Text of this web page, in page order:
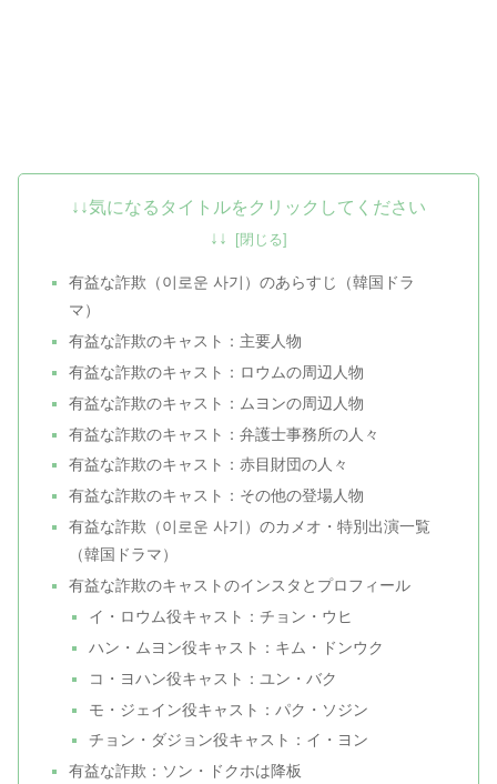
↓↓気になるタイトルをクリックしてください
↓↓
有益な詐欺（이로운 사기）のあらすじ（韓国ドラ
マ）
有益な詐欺のキャスト：主要人物
有益な詐欺のキャスト：ロウムの周辺人物
有益な詐欺のキャスト：ムヨンの周辺人物
有益な詐欺のキャスト：弁護士事務所の人々
有益な詐欺のキャスト：赤目財団の人々
有益な詐欺のキャスト：その他の登場人物
有益な詐欺（이로운 사기）のカメオ・特別出演一覧
（韓国ドラマ）
有益な詐欺のキャストのインスタとプロフィール
イ・ロウム役キャスト：チョン・ウヒ
ハン・ムヨン役キャスト：キム・ドンウク
コ・ヨハン役キャスト：ユン・バク
モ・ジェイン役キャスト：パク・ソジン
チョン・ダジョン役キャスト：イ・ヨン
有益な詐欺：ソン・ドクホは降板